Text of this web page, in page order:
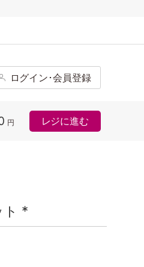
ログイン･会員登録
円 レジに進む
ト *